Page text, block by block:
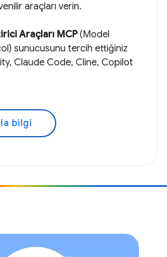
araçları verin.
Araçları MCP(Model
sunucusunu tercih ettiğiniz
Claude Code, Cline, Copilot
bilgi